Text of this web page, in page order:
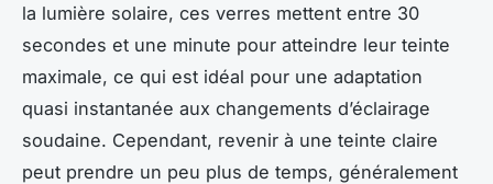
la lumière solaire, ces verres mettent entre 30
secondes et une minute pour atteindre leur teinte
maximale, ce qui est idéal pour une adaptation
quasi instantanée aux changements d’éclairage
soudaine. Cependant, revenir à une teinte claire
peut prendre un peu plus de temps, généralement